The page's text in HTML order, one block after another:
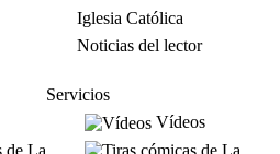
Iglesia Católica
Noticias del lector
Servicios
Vídeos